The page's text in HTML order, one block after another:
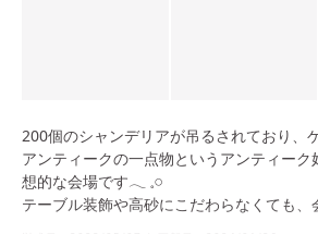
200個のシャンデリアが吊るされており、
アンティークの一点物というアンティーク
想的な会場です𓂃 𓈒𓏸
テーブル装飾や高砂にこだわらなくても、